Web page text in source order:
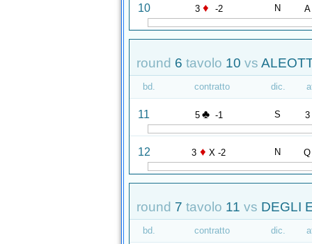
10 3 ♦ -2 N A
round 6 tavolo 10 vs
bd. contratto dic.
11 5 ♣ -1 S 3
12 3 ♦ X -2 N Q
round 7 tavolo 11 vs DEGLI
bd. contratto dic.